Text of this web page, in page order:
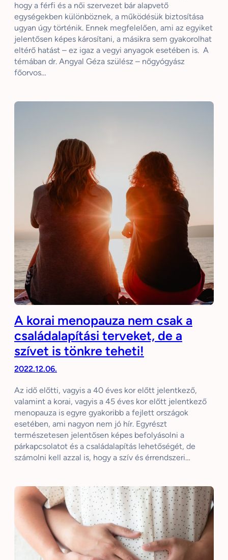
hogy a férfi és a női szervezet bár alapvető
egységekben különböznek, a működésük biztosítása
ugyan úgy történik. Ennek megfelelően, ami az egyiket
jelentősen képes károsítani, a másikra sem gyakorolhat
eltérő hatást – ez igaz a vegyi anyagok esetében is. A
témában dr. Angyal Géza szülész – nőgyógyász
főorvos…
A korai menopauza nem csak a
családalapítási terveket, de a
szívet is tönkre teheti!
2022.12.06.
Az idő előtti, vagyis a 40 éves kor előtt jelentkező,
valamint a korai, vagyis a 45 éves kor előtt jelentkező
menopauza is egyre gyakoribb a fejlett országok
esetében, ami nagyon nem jó hír. Egyrészt
természetesen jelentősen képes befolyásolni a
párkapcsolatot és a családalapítás lehetőségét, de
számolni kell azzal is, hogy a szív és érrendszeri…